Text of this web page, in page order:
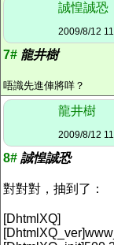
誠惶誠恐
2009/8/12
7# 龍井樹
唔識先進俥將咩？
龍井樹
2009/8/12
8# 誠惶誠恐
對對對，抽到了：
[DhtmlXQ]